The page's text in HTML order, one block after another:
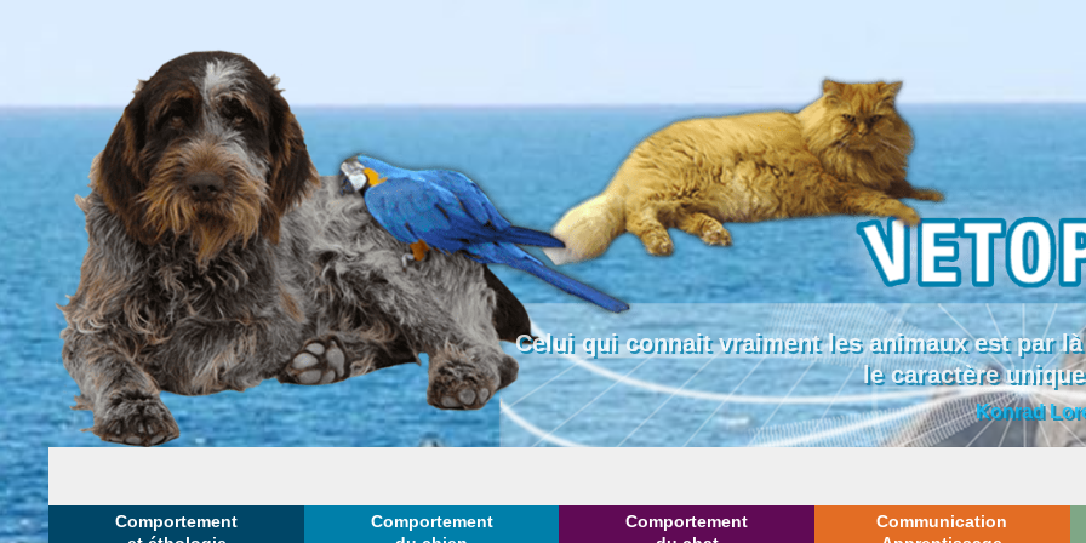
Celui qui connait vraiment les animaux est par
le caractère
Konrad
Comportement
Comportement
Comportement
Communication